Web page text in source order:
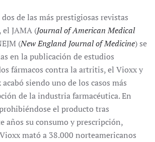
de las más prestigiosas revistas
el JAMA (Journal of American Medical
(New England Journal of Medicine) se
en la publicación de estudios
fármacos contra la artritis, el Vioxx y
siendo uno de los casos más
de la industria farmacéutica. En
el producto tras
años su consumo y prescripción,
mató a 38.000 norteamericanos